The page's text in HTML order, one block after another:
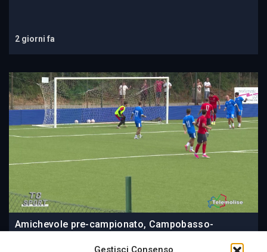
Gestisci Consenso
2 giorni fa
Amichevole pre-campionato, Campobasso-